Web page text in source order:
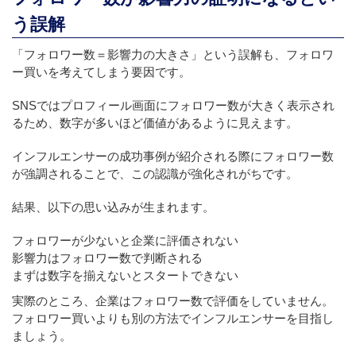
う誤解
「フォロワー数＝影響力の大きさ」という誤解も、フォロワ
ー買いを考えてしまう要因です。
SNSではプロフィール画面にフォロワー数が大きく表示され
るため、数字が多いほど価値があるように見えます。
インフルエンサーの成功事例が紹介される際にフォロワー数
が強調されることで、この認識が強化されがちです。
結果、以下の思い込みが生まれます。
フォロワーが少ないと企業に評価されない
影響力はフォロワー数で判断される
まずは数字を揃えないとスタートできない
実際のところ、企業はフォロワー数で評価をしていません。
フォロワー買いよりも別の方法でインフルエンサーを目指し
ましょう。